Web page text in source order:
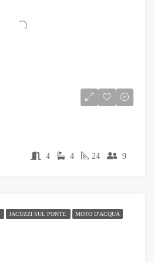
4 4 24 9
JACUZZI SUL PONTE MOTO D'ACQUA